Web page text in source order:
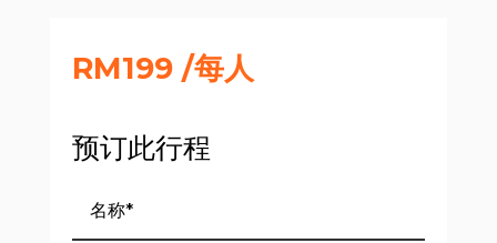
RM199 /每人
预订此行程